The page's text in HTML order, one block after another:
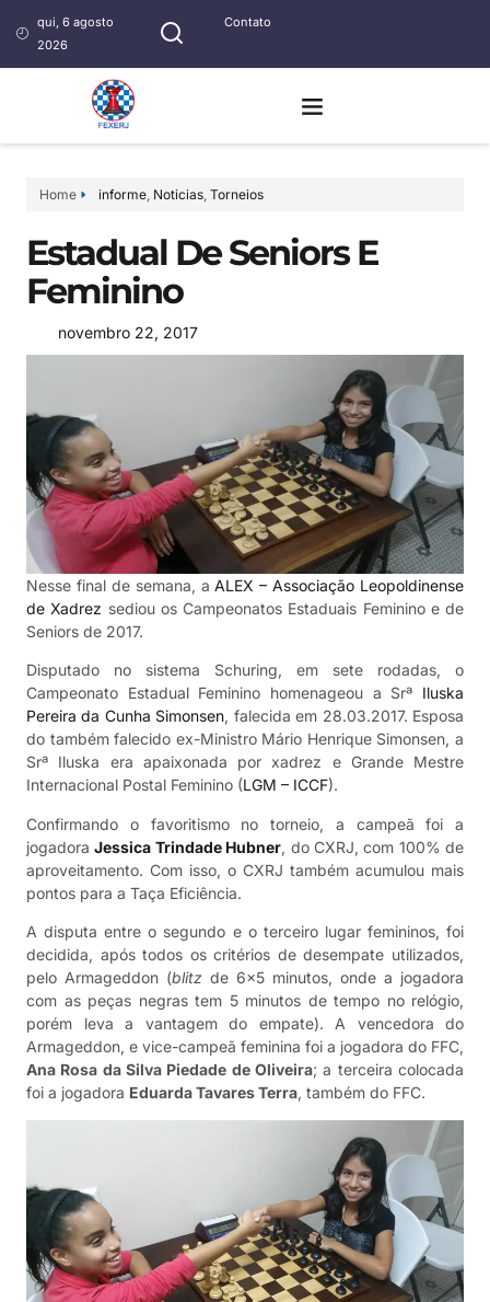
qui, 6 agosto
2026
Contato
Home informe, Noticias, Torneios
Estadual De Seniors E
Feminino
novembro 22, 2017
Nesse final de semana, aALEX – Associação Leopoldinense
de Xadrez sediou os Campeonatos Estaduais Feminino e de
Seniors de 2017.
Disputado no sistema Schuring, em sete rodadas, o
Campeonato Estadual Feminino homenageou a Srª Iluska
Pereira da Cunha Simonsen, falecida em 28.03.2017. Esposa
do também falecido ex-Ministro Mário Henrique Simonsen, a
Srª Iluska era apaixonada por xadrez e Grande Mestre
Internacional Postal Feminino (LGM – ICCF).
Confirmando o favoritismo no torneio, a campeã foi a
jogadoraJessica Trindade Hubner, do CXRJ, com 100% de
aproveitamento. Com isso, o CXRJ também acumulou mais
pontos para a Taça Eficiência.
A disputa entre o segundo e o terceiro lugar femininos, foi
decidida, após todos os critérios de desempate utilizados,
pelo Armageddon (blitz de 6×5 minutos, onde a jogadora
com as peças negras tem 5 minutos de tempo no relógio,
porém leva a vantagem do empate). A vencedora do
Armageddon, e vice-campeã feminina foi a jogadora do FFC,
Ana Rosa da Silva Piedade de Oliveira; a terceira colocada
foi a jogadora Eduarda Tavares Terra, também do FFC.